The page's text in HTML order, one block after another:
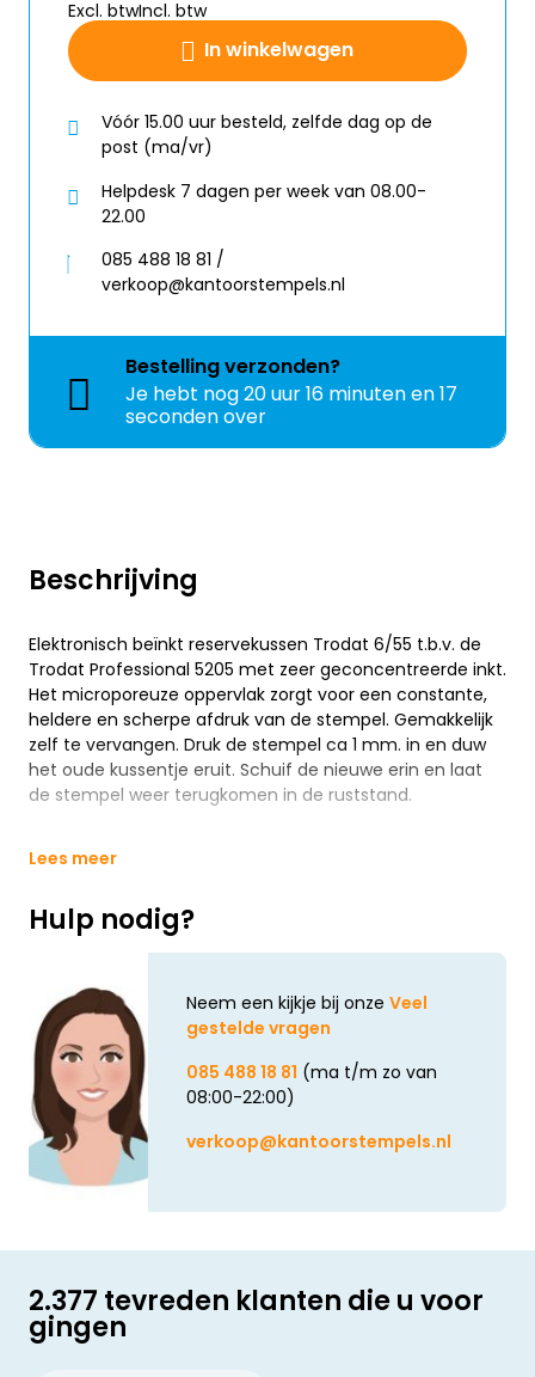
Beschrijving
Elektronisch beïnkt reservekussen Trodat 6/55 t.b.v. de
Trodat Professional 5205 met zeer geconcentreerde inkt.
Het microporeuze oppervlak zorgt voor een constante,
heldere en scherpe afdruk van de stempel. Gemakkelijk
zelf te vervangen. Druk de stempel ca 1 mm. in en duw
het oude kussentje eruit. Schuif de nieuwe erin en laat
de stempel weer terugkomen in de ruststand.
Lees meer
Hulp nodig?
Neem een kijkje bij onze Veel
gestelde vragen
085 488 18 81 (ma t/m zo van
08:00-22:00)
verkoop@kantoorstempels.nl
In winkelwagen
Excl. btwIncl. btw
Vóór 15.00 uur besteld, zelfde dag op de
post (ma/vr)
Helpdesk 7 dagen per week van 08.00-
22.00
085 488 18 81 /
verkoop@kantoorstempels.nl
Bestellingverzonden?
Je hebt nog20 uur 16 minuten en 17
seconden over
2.377 tevreden klanten die u voor
gingen